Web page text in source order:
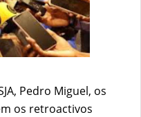
Pedro Miguel, os
os retroactivos